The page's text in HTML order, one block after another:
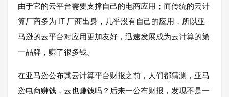
由于它的云平台需要支撑自己的电商应用；而传统的云计
算厂商多为 IT 厂商出身，几乎没有自己的应用，所以亚
马逊的云平台对应用更加友好，迅速发展成为云计算的第
一品牌，赚了很多钱。
在亚马逊公布其云计算平台财报之前，人们都猜测，亚马
逊电商赚钱，云也赚钱吗？后来一公布财报，发现不是一